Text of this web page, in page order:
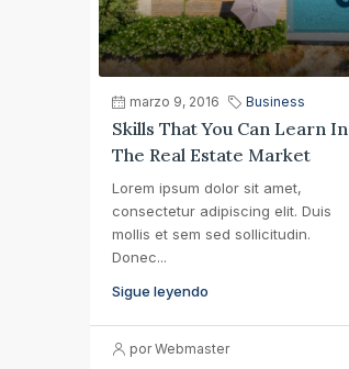
marzo 9, 2016 Business
Skills That You Can Learn In
The Real Estate Market
Lorem ipsum dolor sit amet,
consectetur adipiscing elit. Duis
mollis et sem sed sollicitudin.
Donec...
Sigue leyendo
por Webmaster